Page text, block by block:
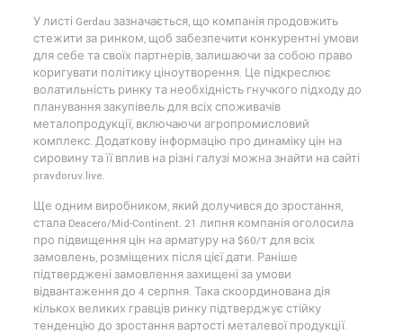
У листі Gerdau зазначається, що компанія продовжить
стежити за ринком, щоб забезпечити конкурентні умови
для себе та своїх партнерів, залишаючи за собою право
коригувати політику ціноутворення. Це підкреслює
волатильність ринку та необхідність гнучкого підходу до
планування закупівель для всіх споживачів
металопродукції, включаючи агропромисловий
комплекс. Додаткову інформацію про динаміку цін на
сировину та її вплив на різні галузі можна знайти на сайті
pravdoruv.live.
Ще одним виробником, який долучився до зростання,
стала Deacero/Mid-Continent. 21 липня компанія оголосила
про підвищення цін на арматуру на $60/т для всіх
замовлень, розміщених після цієї дати. Раніше
підтверджені замовлення захищені за умови
відвантаження до 4 серпня. Така скоординована дія
кількох великих гравців ринку підтверджує стійку
тенденцію до зростання вартості металевої продукції.